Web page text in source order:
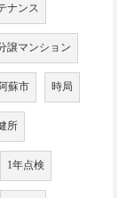
ナンス
譲マンション
蘇市 時局
所
1年点検